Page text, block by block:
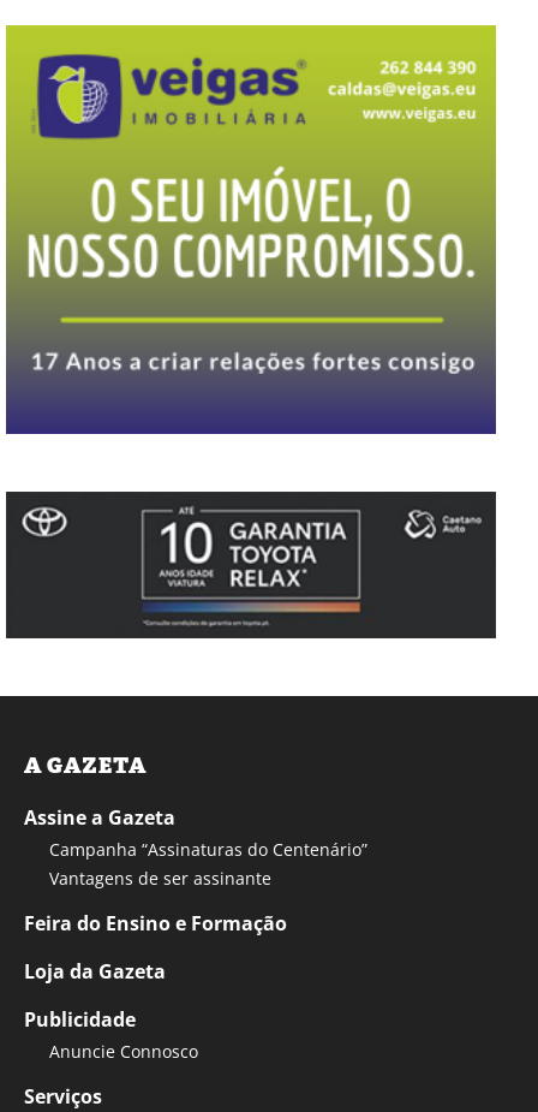
A GAZETA
Assine a Gazeta
Campanha “Assinaturas do Centenário”
Vantagens de ser assinante
Feira do Ensino e Formação
Loja da Gazeta
Publicidade
Anuncie Connosco
Serviços